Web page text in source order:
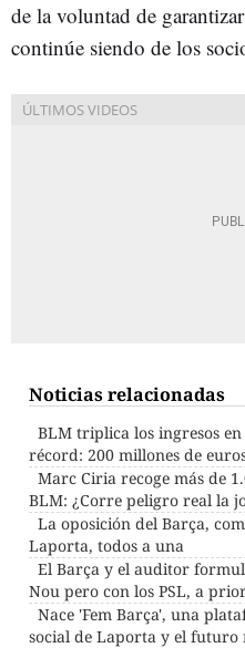
de la voluntad de
continúe siendo de los
Noticias relacionadas
BLM triplica los ingresos
récord: 200 millones de
Marc Ciria recoge más de
BLM: ¿Corre peligro real la
La oposición del Barça,
Laporta, todos a una
El Barça y el auditor
Nou pero con los PSL, a
Nace 'Fem Barça', una
social de Laporta y el futuro